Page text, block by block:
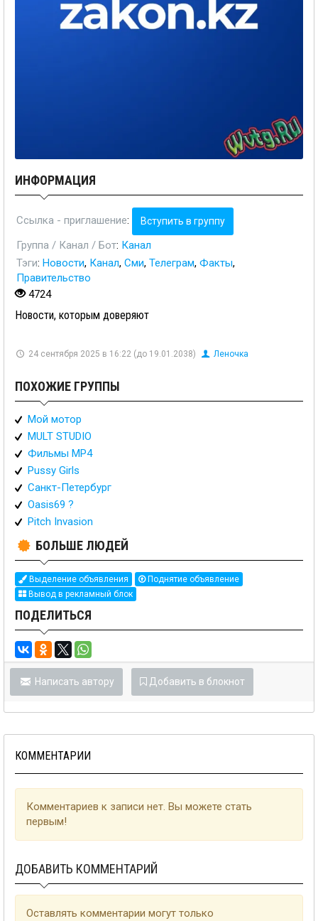
ИНФОРМАЦИЯ
Ссылка - приглашение: Вступить в группу
Группа / Канал / Бот: Канал
Тэги: Новости, Канал, Сми, Телеграм, Факты,
Правительство
4724
Новости, которым доверяют
24 сентября 2025 в 16:22 (до 19.01.2038) Леночка
ПОХОЖИЕ ГРУППЫ
Мой мотор
MULT STUDIO
Фильмы MP4
Pussy Girls
Санкт-Петербург
Oasis69 ?
Pitch Invasion
БОЛЬШЕ ЛЮДЕЙ
Выделение объявления
Поднятие объявление
Вывод в рекламный блок
ПОДЕЛИТЬСЯ
Написать автору Добавить в блокнот
КОММЕНТАРИИ
Комментариев к записи нет. Вы можете стать
первым!
ДОБАВИТЬ КОММЕНТАРИЙ
Оставлять комментарии могут только